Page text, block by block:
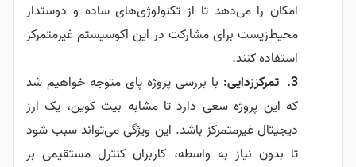
امکان را می‌دهد تا از تکنولوژی‌های ساده و دوستدار
محیط‌زیست برای مشارکت در این اکوسیستم غیرمتمرکز
استفاده کنند.
تمرکززدایی: با بررسی پروژه پای متوجه خواهیم شد
که این پروژه سعی دارد تا مشابه بیت کوین، یک ارز
دیجیتال غیرمتمرکز باشد. این ویژگی می‌تواند سبب شود
تا بدون نیاز به واسطه، کاربران کنترل مستقیمی بر